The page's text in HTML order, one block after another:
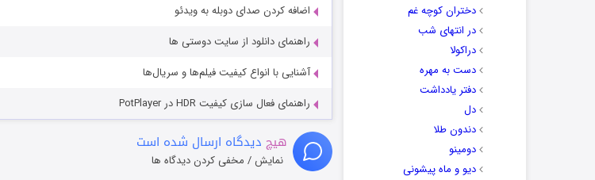
دختران کوچه غم
در انتهای شب
دراکولا
دست به مهره
دفتر یادداشت
دل
دندون طلا
دومینو
دیو و ماه پیشونی
اضافه کردن صدای دوبله به ویدئو
راهنمای دانلود از سایت دوستی ها
آشنایی با انواع کیفیت فیلم‌ها و سریال‌ها
راهنمای فعال سازی کیفیت HDR در PotPlayer
هیچ دیدگاه ارسال شده است
نمایش / مخفی کردن دیدگاه ها